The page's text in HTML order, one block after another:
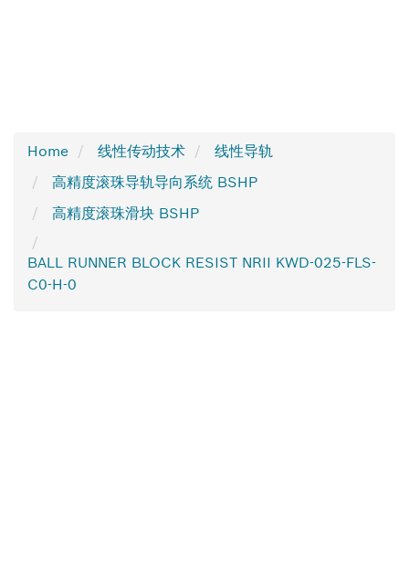
Home 线性传动技术
线性导轨
高精度滚珠导轨导向系统 BSHP
高精度滚珠滑块 BSHP
BALL RUNNER BLOCK RESIST NRII KWD-025-FLS-
C0-H-0